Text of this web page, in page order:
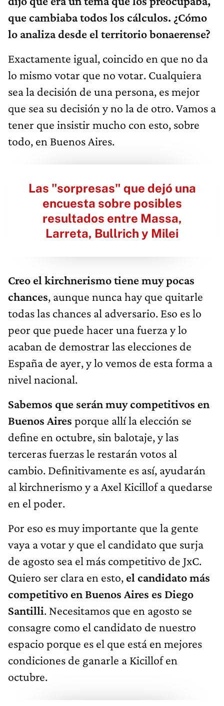
que cambiaba todos los cálculos. ¿Cómo
lo analiza desde el territorio bonaerense?
Exactamente igual, coincido en que no da
lo mismo votar que no votar. Cualquiera
sea la decisión de una persona, es mejor
que sea su decisión y no la de otro. Vamos a
tener que insistir mucho con esto, sobre
todo, en Buenos Aires.
Las "sorpresas" que dejó una
encuesta sobre posibles
resultados entre Massa,
Larreta, Bullrich y Milei
Creo el kirchnerismo tiene muy pocas
chances, aunque nunca hay que quitarle
todas las chances al adversario. Eso es lo
peor que puede hacer una fuerza y lo
acaban de demostrar las elecciones de
España de ayer, y lo vemos de esta forma a
nivel nacional.
Sabemos que serán muy competitivos en
Buenos Aires porque allí la elección se
define en octubre, sin balotaje, y las
terceras fuerzas le restarán votos al
cambio. Definitivamente es así, ayudarán
al kirchnerismo y a Axel Kicillof a quedarse
en el poder.
Por eso es muy importante que la gente
vaya a votar y que el candidato que surja
de agosto sea el más competitivo de JxC.
Quiero ser clara en esto, el candidato más
competitivo en Buenos Aires es Diego
Santilli. Necesitamos que en agosto se
consagre como el candidato de nuestro
espacio porque es el que está en mejores
condiciones de ganarle a Kicillof en
octubre.